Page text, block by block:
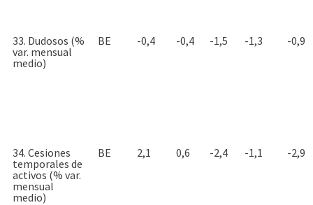
33. Dudosos (%
var. mensual
medio)
BE -0,4 -0,4 -1,5 -1,3 -0,9
34. Cesiones
temporales de
activos (% var.
mensual
medio)
BE 2,1 0,6 -2,4 -1,1 -2,9